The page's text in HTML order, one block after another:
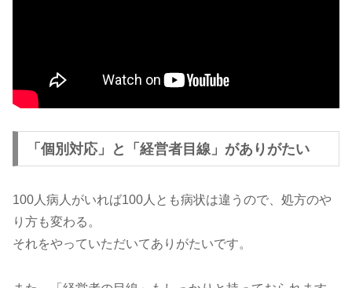
「個別対応」と「経営者目線」がありがたい
100人病人がいれば100人とも病状は違うので、処方のや
り方も変わる。
それをやっていただいてありがたいです。